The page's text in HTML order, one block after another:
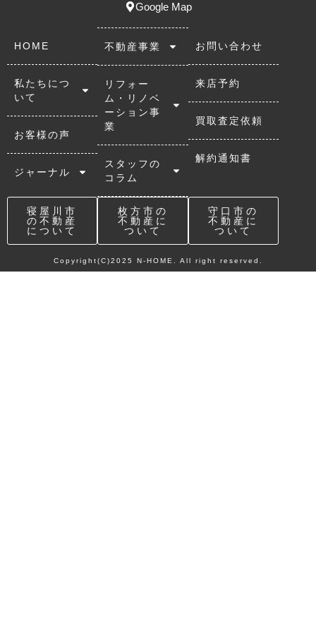
Google Map
HOME
私たちにつ
いて
お客様の声
ジャーナル
不動産事業
リフォー
ム・リノベ
ーション事
業
スタッフの
コラム
お問い合わせ
来店予約
買取査定依頼
解約通知書
寝屋川市
の不動産
について
枚方市の
不動産に
ついて
守口市の
不動産に
ついて
Copyright(C)2025 N-HOME. All right reserved.